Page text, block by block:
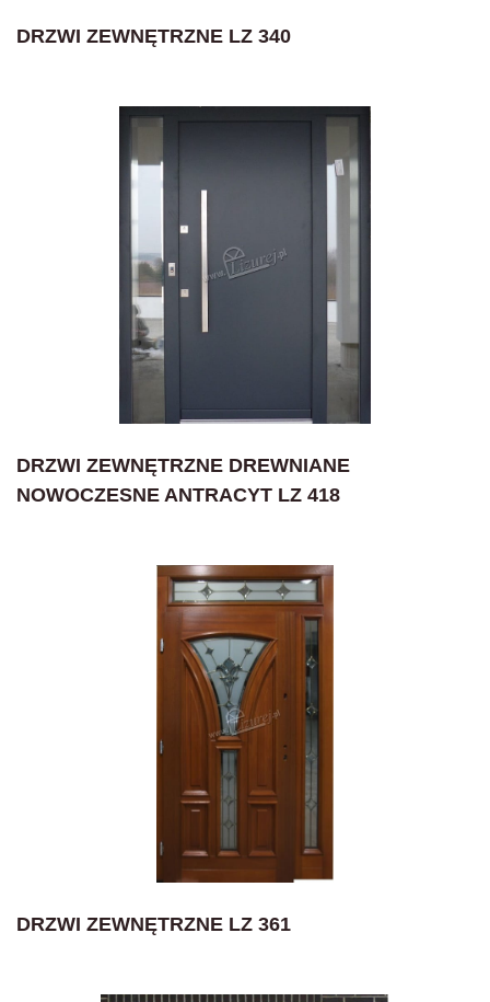
DRZWI ZEWNĘTRZNE LZ 340
DRZWI ZEWNĘTRZNE DREWNIANE
NOWOCZESNE ANTRACYT LZ 418
DRZWI ZEWNĘTRZNE LZ 361